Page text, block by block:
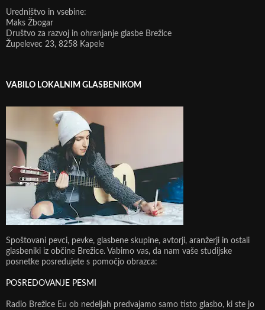
Uredništvo in vsebine:
Maks Žbogar
Društvo za razvoj in ohranjanje glasbe Brežice
Župelevec 23, 8258 Kapele
VABILO LOKALNIM GLASBENIKOM
Spoštovani pevci, pevke, glasbene skupine, avtorji, aranžerji in ostali
glasbeniki iz občine Brežice. Vabimo vas, da nam vaše studijske
posnetke posredujete s pomočjo obrazca:
POSREDOVANJE PESMI
Radio Brežice Eu ob nedeljah predvajamo samo tisto glasbo, ki ste jo